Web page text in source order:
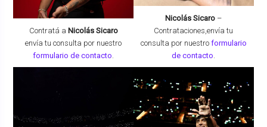
Contratá a Nicolás Sicaro
envía tu consulta por nuestro
formulario de contacto
Nicolás Sicaro –
Contrataciones,envía tu
consulta por nuestro formulario
de contacto